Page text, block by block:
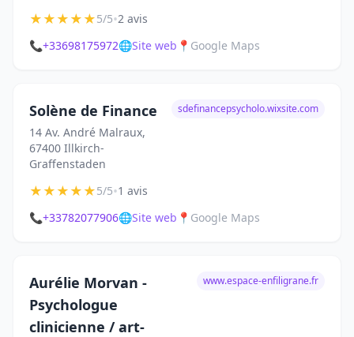
★★★★★5/5•2 avis
📞+33698175972🌐Site web 📍 Google Maps
Solène de Finance
14 Av. André Malraux,
67400 Illkirch-
Graffenstaden
sdefinancepsycholo.wixsite.com
★★★★★5/5•1 avis
📞+33782077906🌐Site web 📍 Google Maps
Aurélie Morvan -
Psychologue
clinicienne / art-
www.espace-enfiligrane.fr